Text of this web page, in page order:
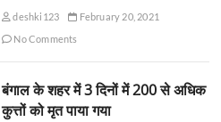
deshki123
February 20, 2021
No Comments
बंगाल के शहर में 3 दिनों में 200 से अधिक
कुत्तों को मृत पाया गया